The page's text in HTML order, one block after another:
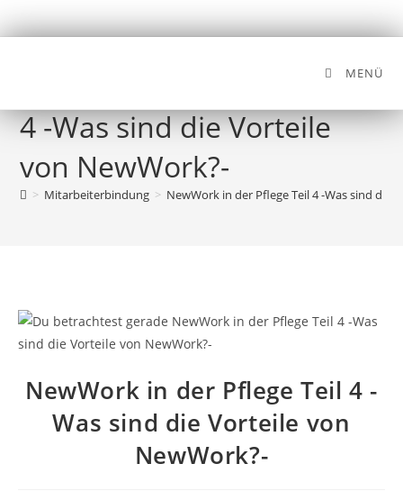
MENÜ
NewWork in der Pflege Teil
4 -Was sind die Vorteile
von NewWork?-
> Mitarbeiterbindung > NewWork in der Pflege Teil 4 -Was sind die
NewWork in der Pflege Teil 4 -
Was sind die Vorteile von
NewWork?-